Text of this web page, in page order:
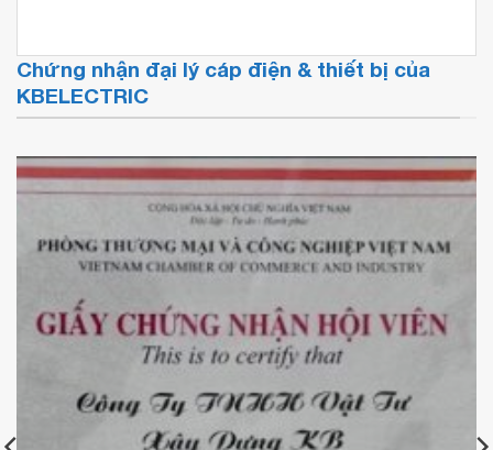
Chứng nhận đại lý cáp điện & thiết bị của
KBELECTRIC